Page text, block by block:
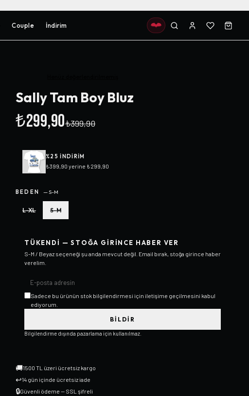
Couple İndirim
Sally Tam Boy Bluz
₺299,90₺399,90
%25 INDIRIM
₺399,90 yerine ₺299,90
BEDEN —S-M
L-XL S-M
TÜKENDI — STOĞA GIRINCE HABER VER
S-M / Beyaz seçeneği şu anda mevcut değil. Email bırak, stoğa girince haber
verelim.
Sadece bu ürünün stok bilgilendirmesi için iletişime geçilmesini kabul
ediyorum.
BILDIR
Bilgilendirme dışında pazarlama için kullanılmaz.
🚚1500 TL üzeri ücretsiz kargo
↩14 gün içinde ücretsiz iade
🔒Güvenli ödeme — SSL şifreli